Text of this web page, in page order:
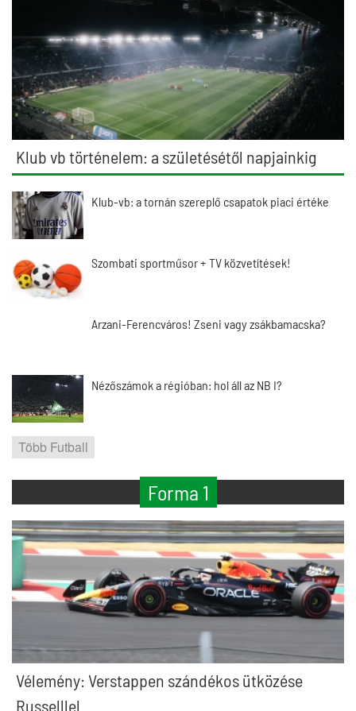
Klub vb történelem: a születésétől napjainkig
Klub-vb: a tornán szereplő csapatok piaci értéke
Szombati sportműsor + TV közvetítések!
Arzani-Ferencváros! Zseni vagy zsákbamacska?
Nézőszámok a régióban: hol áll az NB I?
Több Futball
Forma 1
Vélemény: Verstappen szándékos ütközése
Russelllel